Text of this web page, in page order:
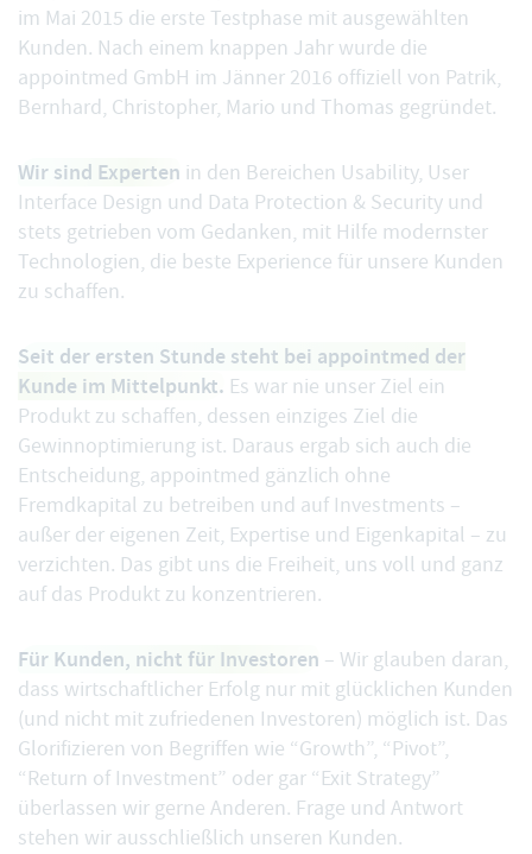
im Mai 2015 die erste Testphase mit ausgewählten
Kunden. Nach einem knappen Jahr wurde die
appointmed GmbH im Jänner 2016 offiziell von Patrik,
Bernhard, Christopher, Mario und Thomas gegründet.
Wir sind Experten in den Bereichen Usability, User
Interface Design und Data Protection & Security und
stets getrieben vom Gedanken, mit Hilfe modernster
Technologien, die beste Experience für unsere Kunden
zu schaffen.
Seit der ersten Stunde steht bei appointmed der
Kunde im Mittelpunkt. Es war nie unser Ziel ein
Produkt zu schaffen, dessen einziges Ziel die
Gewinnoptimierung ist. Daraus ergab sich auch die
Entscheidung, appointmed gänzlich ohne
Fremdkapital zu betreiben und auf Investments –
außer der eigenen Zeit, Expertise und Eigenkapital – zu
verzichten. Das gibt uns die Freiheit, uns voll und ganz
auf das Produkt zu konzentrieren.
Für Kunden, nicht für Investoren – Wir glauben daran,
dass wirtschaftlicher Erfolg nur mit glücklichen Kunden
(und nicht mit zufriedenen Investoren) möglich ist. Das
Glorifizieren von Begriffen wie “Growth”, “Pivot”,
“Return of Investment” oder gar “Exit Strategy”
überlassen wir gerne Anderen. Frage und Antwort
stehen wir ausschließlich unseren Kunden.